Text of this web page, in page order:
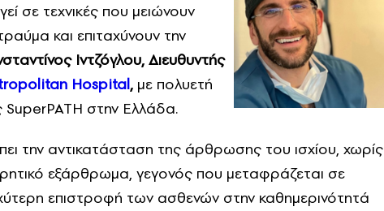
σε τεχνικές που μειώνουν
και επιταχύνουν την
Ιντζόγλου, Διευθυντής
Hospital, με πολυετή
SuperPATH στην Ελλάδα.
την αντικατάσταση της άρθρωσης του ισχίου, χωρίς
εξάρθρωμα, γεγονός που μεταφράζεται σε
επιστροφή των ασθενών στην καθημερινότητά